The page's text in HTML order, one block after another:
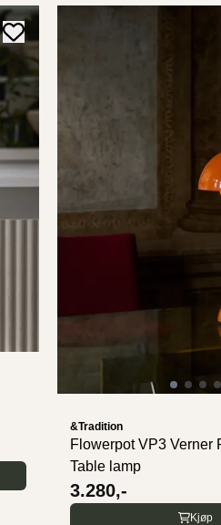
&Tradition
Flowerpot VP3 Verner
Table lamp
3.280,-
Kjøp